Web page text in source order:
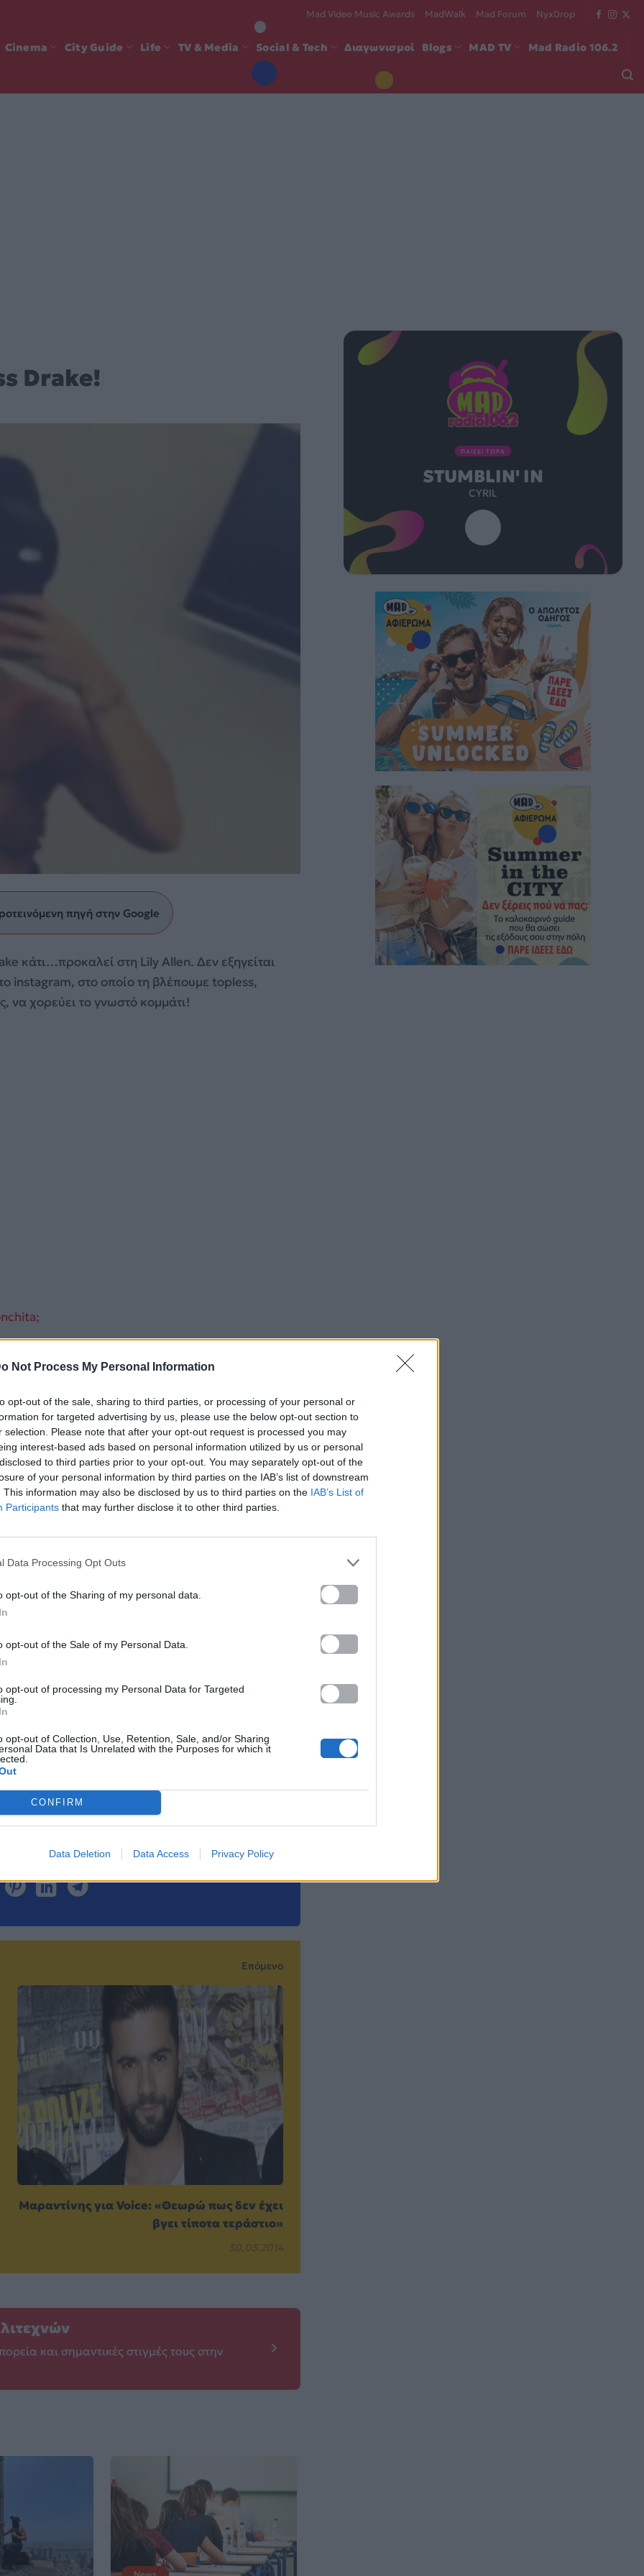
Not Process My Personal Information
opt-out of the sale, sharing to third parties, or processing of your personal or
for targeted advertising by us, please use the below opt-out section to
selection. Please note that after your opt-out request is processed you may
interest-based ads based on personal information utilized by us or personal
to third parties prior to your opt-out. You may separately opt-out of the
of your personal information by third parties on the IAB’s list of downstream
This information may also be disclosed by us to third parties on the IAB’s List of
Participants that may further disclose it to other third parties.
Data Processing Opt Outs
opt-out of the Sharing of my personal data.
opt-out of the Sale of my Personal Data.
opt-out of processing my Personal Data for Targeted
opt-out of Collection, Use, Retention, Sale, and/or Sharing
Data that Is Unrelated with the Purposes for which it
CONFIRM
Data Deletion Data Access Privacy Policy
Mad Video Music Awards MadWalk Mad Forum NyxDrop
Cinema City Guide Life TV & Media Social & Tech Διαγωνισμοί Blogs MAD TV Mad Radio 106.2
Drake!
πηγή στην Google
κάτι…προκαλεί στη Lily Allen. Δεν εξηγείται
instagram, στο οποίο τη βλέπουμε topless,
χορεύει το γνωστό κομμάτι!
ξεκαρδιστικό video
στα media
με το
Instagram.
News
το άρθρο
Επόμενο
Μαραντίνης για Voice: «Θεωρώ πως δεν έχει
βγει τίποτα τεράστιο»
30.05.2014
και σημαντικές στιγμές τους στην
ΠΑΙΖΕΙ ΤΩΡΑ
STUMBLIN' IN
CYRIL